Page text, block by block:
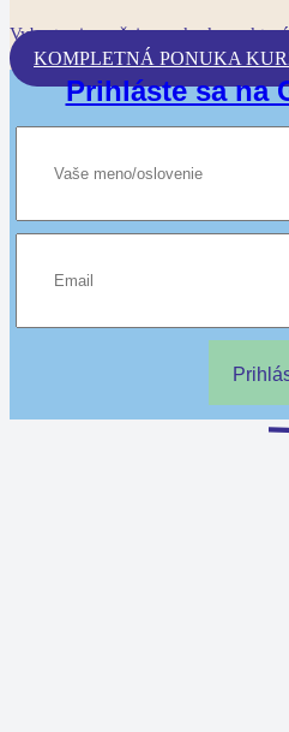
Vyberte si z našej ponuky kurz,
KOMPLETNÁ PONUKA
Prihláste sa na